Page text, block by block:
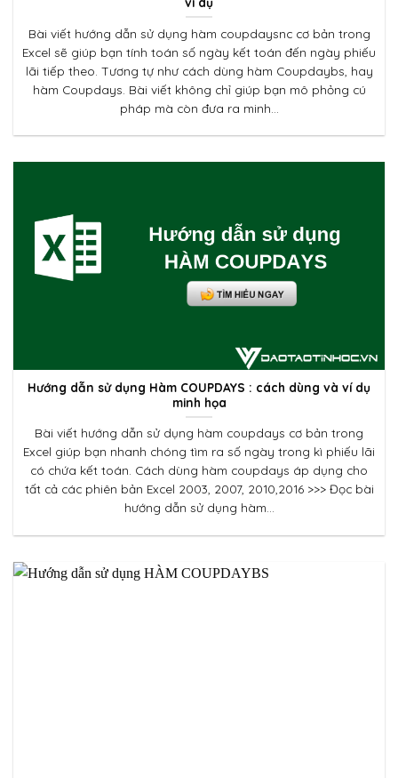
Bài viết hướng dẫn sử dụng hàm coupdaysnc cơ bản trong
Excel sẽ giúp bạn tính toán số ngày kết toán đến ngày phiếu
lãi tiếp theo. Tương tự như cách dùng hàm Coupdaybs, hay
hàm Coupdays. Bài viết không chỉ giúp bạn mô phỏng cú
pháp mà còn đưa ra minh...
Hướng dẫn sử dụng Hàm COUPDAYS : cách dùng và ví dụ
minh họa
Bài viết hướng dẫn sử dụng hàm coupdays cơ bản trong
Excel giúp bạn nhanh chóng tìm ra số ngày trong kì phiếu lãi
có chứa kết toán. Cách dùng hàm coupdays áp dụng cho
tất cả các phiên bản Excel 2003, 2007, 2010,2016 >>> Đọc bài
hướng dẫn sử dụng hàm...